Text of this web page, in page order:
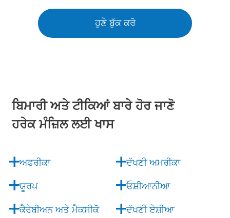
ਹੁਣੇ ਬੁੱਕ ਕਰੋ
ਬਿਮਾਰੀ ਅਤੇ ਟੀਕਿਆਂ ਬਾਰੇ ਹੋਰ ਜਾਣੋ
ਹਰੇਕ ਮੰਜ਼ਿਲ ਲਈ ਖਾਸ
ਅਫਰੀਕਾ ਦੱਖਣੀ ਅਮਰੀਕਾ
ਯੂਰਪ ਓਸ਼ੀਆਨੀਆ
ਕੈਰੇਬੀਅਨ ਅਤੇ ਮੈਕਸੀਕੋ ਦੱਖਣੀ ਏਸ਼ੀਆ